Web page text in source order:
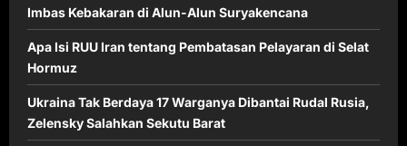
Imbas Kebakaran di Alun-Alun Suryakencana
Apa Isi RUU Iran tentang Pembatasan Pelayaran di Selat
Hormuz
Ukraina Tak Berdaya 17 Warganya Dibantai Rudal Rusia,
Zelensky Salahkan Sekutu Barat